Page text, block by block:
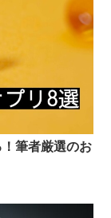
！筆者厳選のお